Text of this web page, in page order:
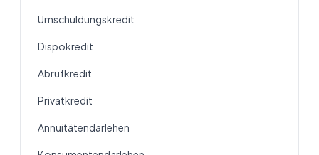
Umschuldungskredit
Dispokredit
Abrufkredit
Privatkredit
Annuitätendarlehen